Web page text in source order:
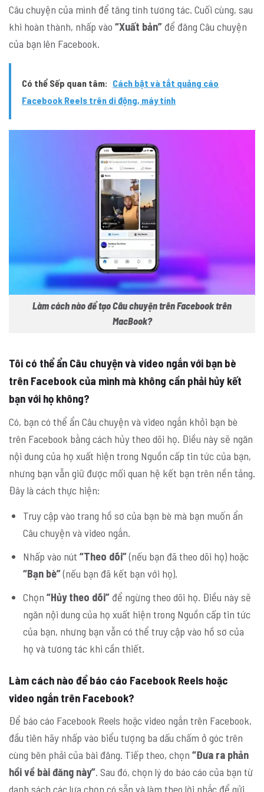
Câu chuyện của mình để tăng tính tương tác. Cuối cùng, sau
khi hoàn thành, nhấp vào “Xuất bản” để đăng Câu chuyện
của bạn lên Facebook.
Có thể Sếp quan tâm: Cách bật và tắt quảng cáo
Facebook Reels trên di động, máy tính
Làm cách nào để tạo Câu chuyện trên Facebook trên
MacBook?
Tôi có thể ẩn Câu chuyện và video ngắn với bạn bè
trên Facebook của mình mà không cần phải hủy kết
bạn với họ không?
Có, bạn có thể ẩn Câu chuyện và video ngắn khỏi bạn bè
trên Facebook bằng cách hủy theo dõi họ. Điều này sẽ ngăn
nội dung của họ xuất hiện trong Nguồn cấp tin tức của bạn,
nhưng bạn vẫn giữ được mối quan hệ kết bạn trên nền tảng.
Đây là cách thực hiện:
Truy cập vào trang hồ sơ của bạn bè mà bạn muốn ẩn
Câu chuyện và video ngắn.
Nhấp vào nút “Theo dõi”(nếu bạn đã theo dõi họ) hoặc
“Bạn bè”(nếu bạn đã kết bạn với họ).
Chọn “Hủy theo dõi”để ngừng theo dõi họ. Điều này sẽ
ngăn nội dung của họ xuất hiện trong Nguồn cấp tin tức
của bạn, nhưng bạn vẫn có thể truy cập vào hồ sơ của
họ và tương tác khi cần thiết.
Làm cách nào để báo cáo Facebook Reels hoặc
video ngắn trên Facebook?
Để báo cáo Facebook Reels hoặc video ngắn trên Facebook,
đầu tiên hãy nhấp vào biểu tượng ba dấu chấm ở góc trên
cùng bên phải của bài đăng. Tiếp theo, chọn “Đưa ra phản
hồi về bài đăng này”. Sau đó, chọn lý do báo cáo của bạn từ
danh sách các lựa chọn có sẵn và làm theo lời nhắc để gửi